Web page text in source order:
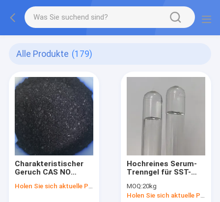
Alle Produkte (179)
Charakteristischer
Geruch CAS NO
Industriechemische Holen Sie sich aktuelle Preis
Hochreines Serum-
Trenngel für SST-
Blutentnahmeröhrchen,
medizinischer
MOQ:20kg
Holen Sie sich aktuelle Preis